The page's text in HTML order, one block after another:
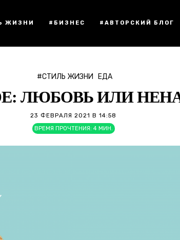
ЖИЗНИ #БИЗНЕС #АВТОРСКИЙ БЛОГ
#СТИЛЬ ЖИЗНИ ЕДА
ЛЮБОВЬ ИЛИ
23 ФЕВРАЛЯ 2021 В 14:58
ВРЕМЯ ПРОЧТЕНИЯ: 4 МИН.